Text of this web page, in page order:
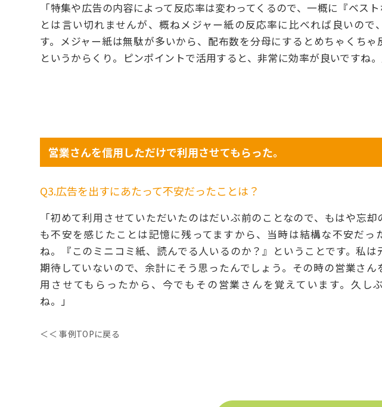
「特集や広告の内容によって反応率は変わってくるので、一概に『ベスト
とは言い切れませんが、概ねメジャー紙の反応率に比べれば良いので
す。メジャー紙は無駄が多いから、配布数を分母にするとめちゃくちゃ
というからくり。ピンポイントで活用すると、非常に効率が良いですね。
営業さんを信用しただけで利用させてもらった。
Q3.広告を出すにあたって不安だったことは？
「初めて利用させていただいたのはだいぶ前のことなので、もはや忘
も不安を感じたことは記憶に残ってますから、当時は結構な不安だっ
ね。『このミニコミ紙、読んでる人いるのか？』ということです。私は
期待していないので、余計にそう思ったんでしょう。その時の営業さん
用させてもらったから、今でもその営業さんを覚えています。久し
ね。」
＜＜ 事例TOPに戻る